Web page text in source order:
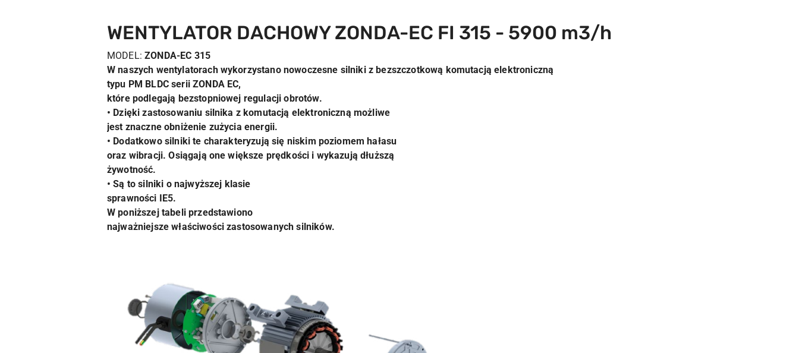
WENTYLATOR DACHOWY ZONDA-EC FI 315 - 5900 m3/h
MODEL:ZONDA-EC 315
W naszych wentylatorach wykorzystano nowoczesne silniki z bezszczotkową komutacją elektroniczną
typu PM BLDC serii ZONDA EC,
które podlegają bezstopniowej regulacji obrotów.
• Dzięki zastosowaniu silnika z komutacją elektroniczną możliwe
jest znaczne obniżenie zużycia energii.
• Dodatkowo silniki te charakteryzują się niskim poziomem hałasu
oraz wibracji. Osiągają one większe prędkości i wykazują dłuższą
żywotność.
• Są to silniki o najwyższej klasie
sprawności IE5.
W poniższej tabeli przedstawiono
najważniejsze właściwości zastosowanych silników.